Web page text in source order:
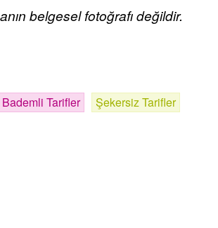
belgesel fotoğrafı değildir.
Bademli Tarifler Şekersiz Tarifler